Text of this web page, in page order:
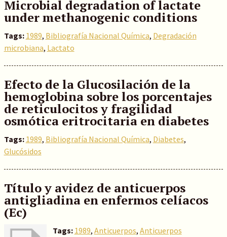
Microbial degradation of lactate
under methanogenic conditions
Tags: 1989, Bibliografía Nacional Química, Degradación
microbiana, Lactato
Efecto de la Glucosilación de la
hemoglobina sobre los porcentajes
de reticulocitos y fragilidad
osmótica eritrocitaria en diabetes
Tags: 1989, Bibliografía Nacional Química, Diabetes,
Glucósidos
Título y avidez de anticuerpos
antigliadina en enfermos celíacos
(Ec)
Tags: 1989, Anticuerpos, Anticuerpos